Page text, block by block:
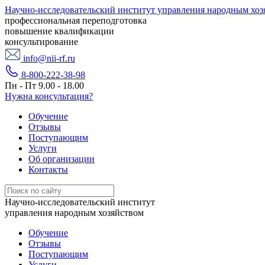
Научно-исследовательский институт управления народным
профессиональная переподготовка
повышение квалификации
консультирование
info@nii-rf.ru
8-800-222-38-98
Пн - Пт 9.00 - 18.00
Нужна консультация?
Обучение
Отзывы
Поступающим
Услуги
Об организации
Контакты
Научно-исследовательский институт
управления народным хозяйством
Обучение
Отзывы
Поступающим